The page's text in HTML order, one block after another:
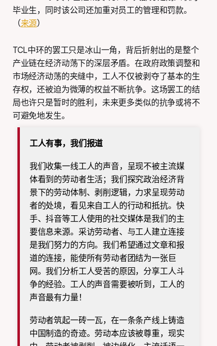
毕业生，同时该公司还加重对员工的管理和罚款。
（来源）
TCL中环的罢工只是冰山一角，背后折射出的是整个
产业链在经济动荡下的深层矛盾。在政府政策调整和
市场经济动荡的夹缝中，工人不仅被剥夺了基本的生
存权，还被迫为微薄的权益不断抗争。这场罢工的结
局也许只是暂时的胜利，未来更多类似的抗争或将不
可避免地发生。
工人有事，我们报道
我们收集一线工人的声音，呈现不被主流媒
体看到的劳动者生活；我们探究政治经济背
景下的劳动体制、剥削逻辑，力求呈现劳动
者的处境，看见来自工人的行动和抵抗。快
手、抖音等工人使用的社交媒体是我们的主
要信息来源。采访劳动者、与工人建立连接
是我们努力的方向。我们希望通过文章和报
道的连接，能使所有劳动者团结为一张巨
网。我们分析工人受苦的原因，分享工人斗
争的经验。工人的声音需要被听到，工人的
声音最有力量！
劳动者筑起一砖一瓦，在一条条产线上铸造
中国制造的奇迹。劳动本应该被尊重，现实